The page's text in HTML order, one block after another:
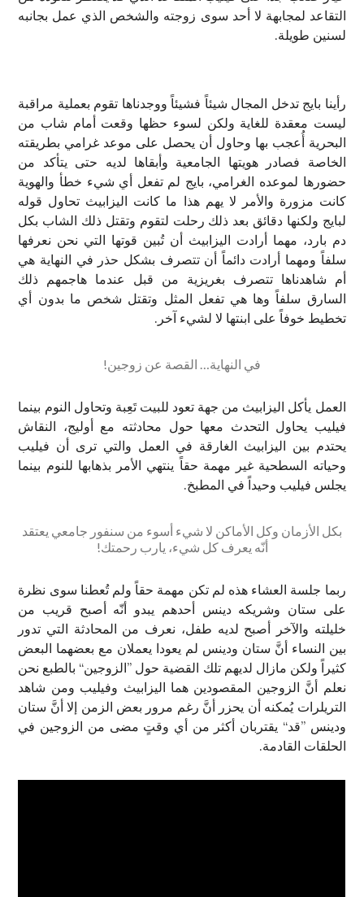
التقاعد لمجابهة لا أحد سوى زوجته والشخص الذي عمل بجانبه
لسنين طويلة.
رأينا بايج تدخل المجال شيئاً فشيئاً ووجدناها تقوم بعملية مراقبة
ليست معقدة للغاية ولكن لسوء حظها وقعت أمام شاب من
البحرية أُعجب بها وحاول أن يحصل على موعد غرامي بطريقته
الخاصة فصادر هويتها الجامعية وأبقاها لديه حتى يتأكد من
حضورها لموعده الغرامي، بايج لم تفعل أي شيء خطأ والهوية
كانت مزورة والأمر لا يهم هذا ما كانت اليزابيث تحاول قوله
لبايج ولكنها دقائق بعد ذلك رحلت لتقوم وتقتل ذلك الشاب بكل
دم بارد، مهما أرادت اليزابيث أن تُبين قوتها التي نحن نعرفها
سلفاً ومهما أرادت دائماً أن تتصرف بشكل حذر في النهاية هي
أم شاهدناها تتصرف بغريزية من قبل عندما هاجمهم ذلك
السارق سلفاً وها هي تفعل المثل وتقتل شخص ما بدون أي
تخطيط خوفاً على ابنتها لا لشيء آخر.
في النهاية… القصة عن زوجين!
العمل يأكل اليزابيث من جهة تعود للبيت تَعِبة وتحاول النوم بينما
فيليب يحاول التحدث معها حول محادثته مع أوليج، النقاش
يحتدم بين اليزابيث الغارقة في العمل والتي ترى أن فيليب
وحياته السطحية غير مهمة حقاً ينتهي الأمر بذهابها للنوم بينما
يجلس فيليب وحيداً في المطبخ.
بكل الأزمان وكل الأماكن لا شيء أسوء من سنفور جامعي يعتقد
أنّه يعرف كل شيء، يارب رحمتك!
ربما جلسة العشاء هذه لم تكن مهمة حقاً ولم تُعطنا سوى نظرة
على ستان وشريكه دينس أحدهم يبدو أنّه أصبح قريب من
خليلته والآخر أصبح لديه طفل، نعرف من المحادثة التي تدور
بين النساء أنَّ ستان ودينس لم يعودا يعملان مع بعضهما البعض
كثيراً ولكن مازال لديهم تلك القضية حول ”الزوجين“ بالطبع نحن
نعلم أنَّ الزوجين المقصودين هما اليزابيث وفيليب ومن شاهد
التريلرات يُمكنه أن يحزر أنَّ رغم مرور بعض الزمن إلا أنَّ ستان
ودينس ”قد“ يقتربان أكثر من أي وقتٍ مضى من الزوجين في
الحلقات القادمة.